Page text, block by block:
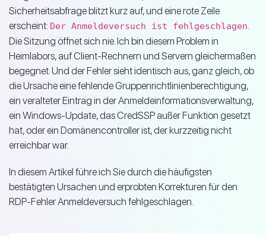
Sicherheitsabfrage blitzt kurz auf, und eine rote Zeile
erscheint: Der Anmeldeversuch ist fehlgeschlagen
Die Sitzung öffnet sich nie. Ich bin diesem Problem in
Heimlabors, auf Client-Rechnern und Servern gleichermaßen
begegnet. Und der Fehler sieht identisch aus, ganz gleich, ob
die Ursache eine fehlende Gruppenrichtlinienberechtigung,
ein veralteter Eintrag in der Anmeldeinformationsverwaltung,
ein Windows-Update, das CredSSP außer Funktion gesetzt
hat, oder ein Domänencontroller ist, der kurzzeitig nicht
erreichbar war.
In diesem Artikel führe ich Sie durch die häufigsten
bestätigten Ursachen und erprobten Korrekturen für den
RDP-Fehler Anmeldeversuch fehlgeschlagen.